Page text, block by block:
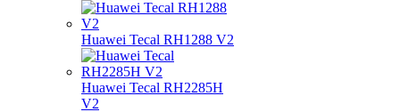
Huawei Tecal RH1288 V2
Huawei Tecal RH2285H
V2